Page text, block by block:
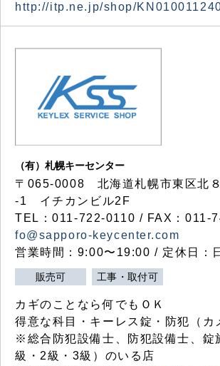
http://itp.ne.jp/shop/
（有）札幌キーセンター
〒065-0008 北海道札幌市東区北
-1 イチカンビル2F
TEL：011-722-0110 / FAX：011-
fo@sapporo-keycenter.com
営業時間：9:00〜19:00 / 定休日：
販売可 工事・取付可
カギのことなら何でもＯＫ
得意な科目・キーレス錠・防犯（
※総合防犯設備士、防犯設備士、錠
級・2級・3級）のいる店